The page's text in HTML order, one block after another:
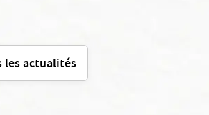
actualités